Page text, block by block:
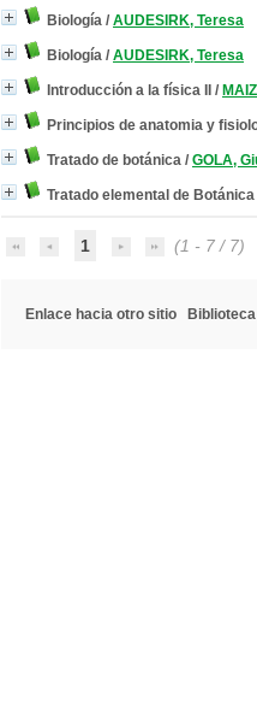
Biología / AUDESIRK, Teresa
Biología / AUDESIRK, Teresa
Introducción a la física II /
Principios de anatomia y
Tratado de botánica / GOLA,
Tratado elemental de Botánica
1 (1 - 7 / 7)
Enlace hacia otro sitio